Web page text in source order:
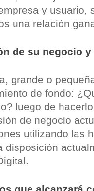
y usuario,
una relación
de su negocio
grande o
de fondo:
luego de
de negocio
utilizando las
disposición